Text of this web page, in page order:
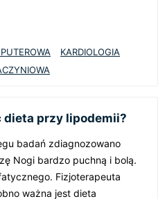
KARDIOLOGIA
dieta przy lipodemii?
badań zdiagnozowano
Nogi bardzo puchną i bolą.
Fizjoterapeuta
ważna jest dieta